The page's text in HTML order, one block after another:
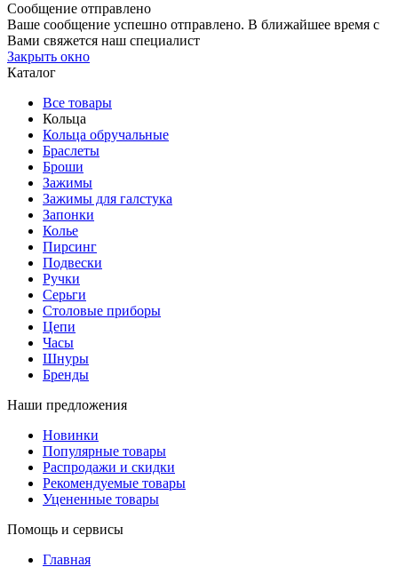
Сообщение отправлено
Ваше сообщение успешно отправлено. В ближайшее время с
Вами свяжется наш специалист
Закрыть окно
Каталог
Все товары
Кольца
Кольца обручальные
Браслеты
Броши
Зажимы
Зажимы для галстука
Запонки
Колье
Пирсинг
Подвески
Ручки
Серьги
Столовые приборы
Цепи
Часы
Шнуры
Бренды
Наши предложения
Новинки
Популярные товары
Распродажи и скидки
Рекомендуемые товары
Уцененные товары
Помощь и сервисы
Главная